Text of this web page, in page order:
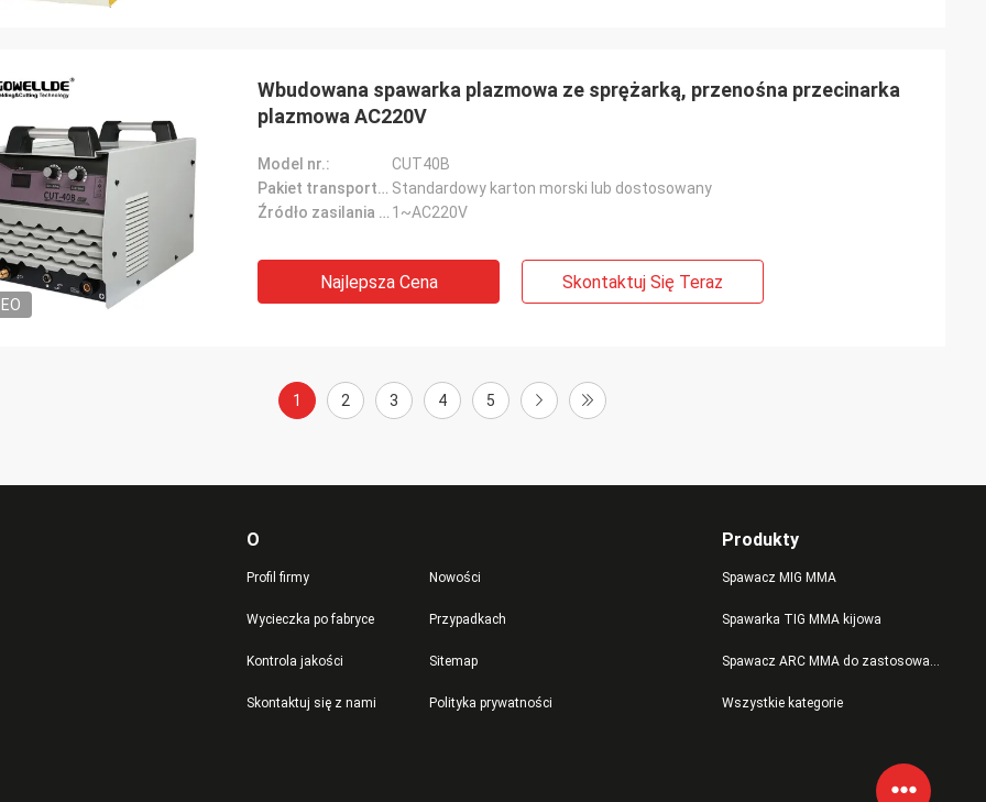
Wbudowana spawarka plazmowa ze sprężarką, przenośna przecinarka
plazmowa AC220V
Model nr.:
CUT40B
Pakiet transportowy: Standardowy karton morski lub dostosowany
Źródło zasilania wejściowego: 1~AC220V
Najlepsza Cena Skontaktuj Się Teraz
1 2 3 4 5
O
Profil firmy
Wycieczka po fabryce
Kontrola jakości
Skontaktuj się z nami
Nowości
Przypadkach
Sitemap
Polityka prywatności
Produkty
Spawacz MIG MMA
Spawarka TIG MMA kijowa
Spawacz ARC MMA do zastosowań przemysłowych
Wszystkie kategorie